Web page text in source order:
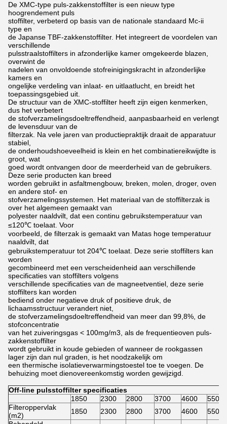
De XMC-type puls-zakkenstoffilter is een nieuw type
hoogrendement puls
stoffilter, verbeterd op basis van de nationale standaard Mc-ii
type en
de Japanse TBF-zakkenstoffilter. Het integreert de voordelen van
verschillende
pulsstraalstoffilters in afzonderlijke kamer omgekeerde blazen,
overwint de
nadelen van onvoldoende stofreinigingskracht in afzonderlijke
kamers en
ongelijke verdeling van inlaat- en uitlaatlucht, en breidt het
toepassingsgebied uit.
De structuur van de XMC-stoffilter heeft zijn eigen kenmerken,
dus het verbetert
de stofverzamelingsdoeltreffendheid, aanpasbaarheid en verlengt
de levensduur van de
filterzak. Na vele jaren van productiepraktijk draait de apparatuur
stabiel,
de onderhoudshoeveelheid is klein en het combinatiereikwijdte is
groot, wat
goed wordt ontvangen door de meerderheid van de gebruikers.
Deze serie producten kan breed
worden gebruikt in asfaltmengbouw, breken, molen, droger, oven
en andere stof- en
stofverzamelingssystemen. Het materiaal van de stoffilterzak is
over het algemeen gemaakt van
polyester naaldvilt, dat een continu gebruikstemperatuur van
≤120℃ toelaat. Voor
voorbeeld, de filterzak is gemaakt van Matas hoge temperatuur
naaldvilt, dat
gebruikstemperatuur tot 204℃ toelaat. Deze serie stoffilters kan
worden
gecombineerd met een verscheidenheid aan verschillende
specificaties van stoffilters volgens
verschillende specificaties van de magneetventiel, deze serie
stoffilters kan worden
bediend onder negatieve druk of positieve druk, de
lichaamsstructuur verandert niet,
de stofverzamelingsdoeltreffendheid van meer dan 99,8%, de
stofconcentratie
van het zuiveringsgas < 100mg/m3, als de frequentieoven puls-
zakkenstoffilter
wordt gebruikt in koude gebieden of wanneer de rookgassen
lager zijn dan nul graden, is het noodzakelijk om
een thermische isolatieverwarmingstoestel toe te voegen. De
behuizing moet dienovereenkomstig worden gewijzigd.
Off-line pulsstoffilter specificaties
1850
2300 2800 3700 4600
5500
Filteroppervlak
(m2)
1850 2300 2800 3700 4600
5500